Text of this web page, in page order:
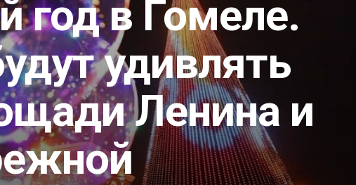
год в Гомеле.
удивлять
Ленина и